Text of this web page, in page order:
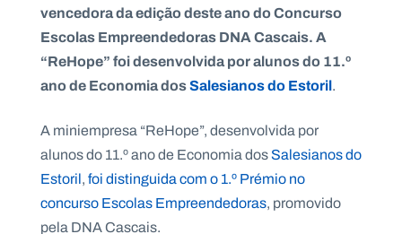
vencedora da edição deste ano do Concurso
Escolas Empreendedoras DNA Cascais. A
“ReHope” foi desenvolvida por alunos do 11.º
ano de Economia dosSalesianos do Estoril.
A miniempresa “ReHope”, desenvolvida por
alunos do 11.º ano de Economia dosSalesianos do
Estoril,foi distinguida com o 1.º Prémio no
concurso Escolas Empreendedoras, promovido
pela DNA Cascais.
P
O
R
T
A
L
A
N
L
a
l